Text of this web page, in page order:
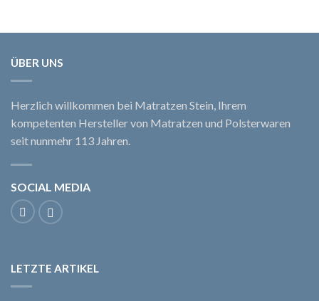
ÜBER UNS
Herzlich willkommen bei Matratzen Stein, Ihrem
kompetenten Hersteller von Matratzen und Polsterwaren
seit nunmehr 113 Jahren.
SOCIAL MEDIA
LETZTE ARTIKEL